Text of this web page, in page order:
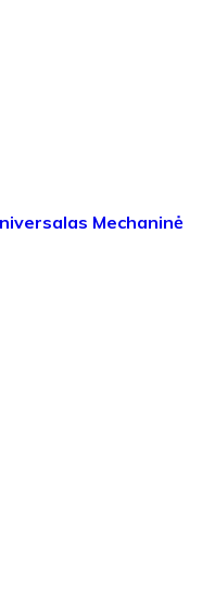
Mechaninė